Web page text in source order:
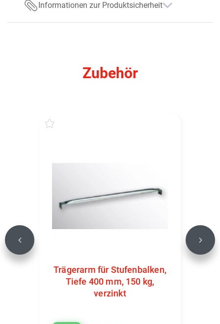
Informationen zur Produktsicherheit
Zubehör
Trägerarm für Stufenbalken,
Tiefe 400 mm, 150 kg,
verzinkt
Previous Next